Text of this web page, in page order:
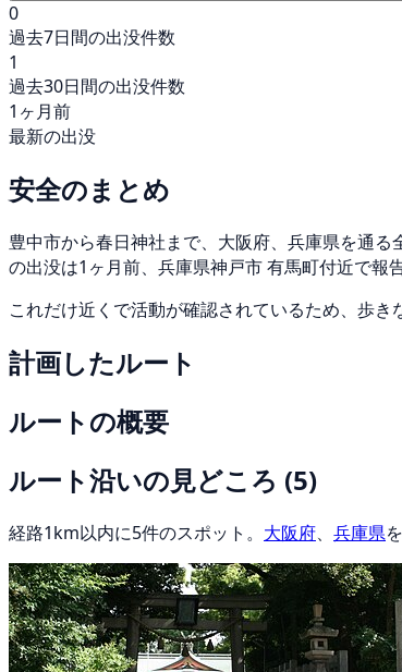
0
過去7日間の出没件数
1
過去30日間の出没件数
1ヶ月前
最新の出没
安全のまとめ
豊中市から春日神社まで、大阪府、兵庫県を通
の出没は1ヶ月前、兵庫県神戸市 有馬町付近で報
これだけ近くで活動が確認されているため、歩
計画したルート
ルートの概要
ルート沿いの見どころ (5)
経路1km以内に5件のスポット。 大阪府、 兵庫県